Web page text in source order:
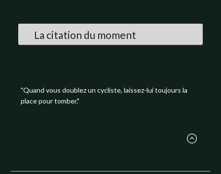
La citation du moment
"Quand vous doublez un cycliste, laissez-lui toujours la
place pour tomber."